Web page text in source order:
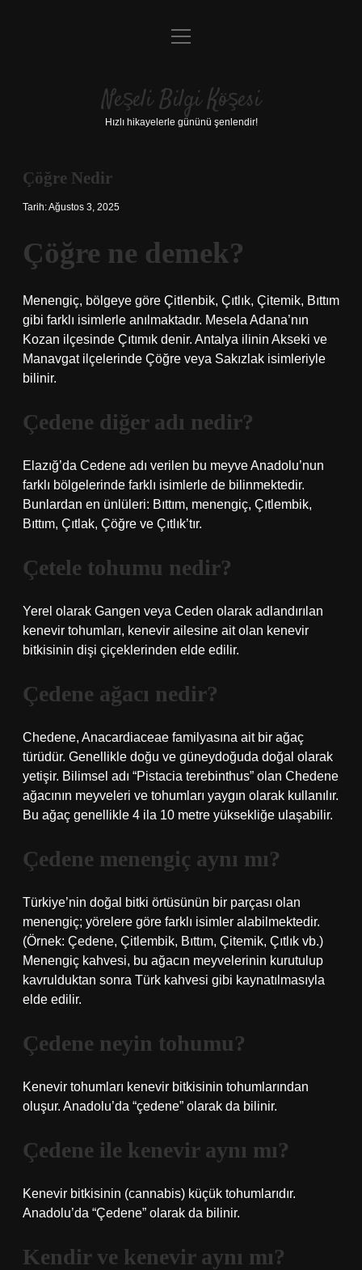
Anasayfa
Yasal Uyarı
menüyü
Neşeli Bilgi Köşesi
Hızlı hikayelerle gününü şenlendir!
Çöğre Nedir
Tarih: Ağustos 3, 2025
Çöğre ne demek?
Menengiç, bölgeye göre Çitlenbik, Çıtlık, Çitemik, Bıttım
gibi farklı isimlerle anılmaktadır. Mesela Adana’nın
Kozan ilçesinde Çıtımık denir. Antalya ilinin Akseki ve
Manavgat ilçelerinde Çöğre veya Sakızlak isimleriyle
bilinir.
Çedene diğer adı nedir?
Elazığ’da Cedene adı verilen bu meyve Anadolu’nun
farklı bölgelerinde farklı isimlerle de bilinmektedir.
Bunlardan en ünlüleri: Bıttım, menengiç, Çıtlembik,
Bıttım, Çıtlak, Çöğre ve Çıtlık’tır.
Çetele tohumu nedir?
Yerel olarak Gangen veya Ceden olarak adlandırılan
kenevir tohumları, kenevir ailesine ait olan kenevir
bitkisinin dişi çiçeklerinden elde edilir.
Çedene ağacı nedir?
Chedene, Anacardiaceae familyasına ait bir ağaç
türüdür. Genellikle doğu ve güneydoğuda doğal olarak
yetişir. Bilimsel adı “Pistacia terebinthus” olan Chedene
ağacının meyveleri ve tohumları yaygın olarak kullanılır.
Bu ağaç genellikle 4 ila 10 metre yüksekliğe ulaşabilir.
Çedene menengiç aynı mı?
Türkiye’nin doğal bitki örtüsünün bir parçası olan
menengiç; yörelere göre farklı isimler alabilmektedir.
(Örnek: Çedene, Çitlembik, Bıttım, Çitemik, Çıtlık vb.)
Menengiç kahvesi, bu ağacın meyvelerinin kurutulup
kavrulduktan sonra Türk kahvesi gibi kaynatılmasıyla
elde edilir.
Çedene neyin tohumu?
Kenevir tohumları kenevir bitkisinin tohumlarından
oluşur. Anadolu’da “çedene” olarak da bilinir.
Çedene ile kenevir aynı mı?
Kenevir bitkisinin (cannabis) küçük tohumlarıdır.
Anadolu’da “Çedene” olarak da bilinir.
Kendir ve kenevir aynı mı?